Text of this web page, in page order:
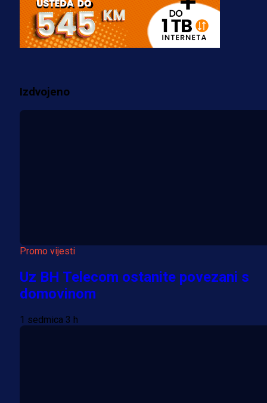
Misimović priveden: SIPA ga tereti
za pranje novca, pretresaju
prostorije FK Borac!
Više vijesti
Izdvojeno
Promo vijesti
Uz BH Telecom ostanite povezani s
domovinom
1 sedmica 3 h